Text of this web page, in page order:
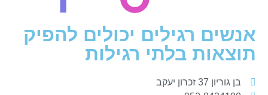
אנשים רגילים יכולים להפיק
תוצאות בלתי רגילות
בן גוריון 37 זכרון יעקב